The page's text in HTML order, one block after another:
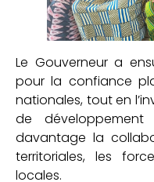
Le Gouverneur a
pour la confiance
nationales, tout en
de
davantage la
territoriales, les
locales.